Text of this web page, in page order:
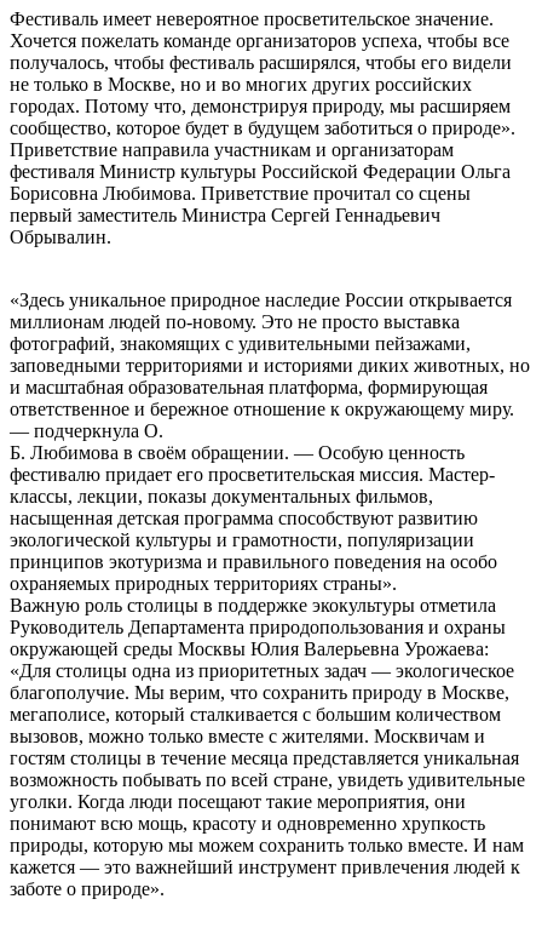
Фестиваль имеет невероятное просветительское значение.
Хочется пожелать команде организаторов успеха, чтобы все
получалось, чтобы фестиваль расширялся, чтобы его видели
не только в Москве, но и во многих других российских
городах. Потому что, демонстрируя природу, мы расширяем
сообщество, которое будет в будущем заботиться о природе».
Приветствие направила участникам и организаторам
фестиваля Министр культуры Российской Федерации Ольга
Борисовна Любимова. Приветствие прочитал со сцены
первый заместитель Министра Сергей Геннадьевич
Обрывалин.
«Здесь уникальное природное наследие России открывается
миллионам людей по-новому. Это не просто выставка
фотографий, знакомящих с удивительными пейзажами,
заповедными территориями и историями диких животных, но
и масштабная образовательная платформа, формирующая
ответственное и бережное отношение к окружающему миру.
— подчеркнула О.
Б. Любимова в своём обращении. — Особую ценность
фестивалю придает его просветительская миссия. Мастер-
классы, лекции, показы документальных фильмов,
насыщенная детская программа способствуют развитию
экологической культуры и грамотности, популяризации
принципов экотуризма и правильного поведения на особо
охраняемых природных территориях страны».
Важную роль столицы в поддержке экокультуры отметила
Руководитель Департамента природопользования и охраны
окружающей среды Москвы Юлия Валерьевна Урожаева:
«Для столицы одна из приоритетных задач — экологическое
благополучие. Мы верим, что сохранить природу в Москве,
мегаполисе, который сталкивается с большим количеством
вызовов, можно только вместе с жителями. Москвичам и
гостям столицы в течение месяца представляется уникальная
возможность побывать по всей стране, увидеть удивительные
уголки. Когда люди посещают такие мероприятия, они
понимают всю мощь, красоту и одновременно хрупкость
природы, которую мы можем сохранить только вместе. И нам
кажется — это важнейший инструмент привлечения людей к
заботе о природе».